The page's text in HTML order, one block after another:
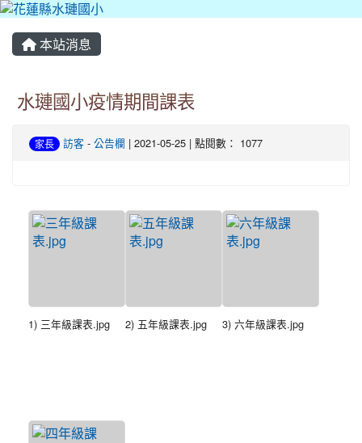
本站消息
水璉國小疫情期間課表
家長 訪客 - 公告欄 | 2021-05-25 | 點閱數： 1077
1) 三年級課表.jpg 2) 五年級課表.jpg 3) 六年級課表.jpg